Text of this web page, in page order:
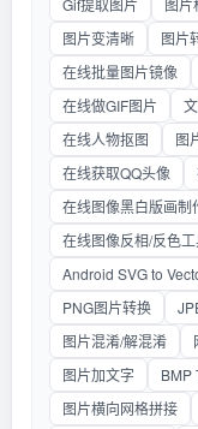
图片变清晰
图片
在线批量图片镜像
在线做GIF图片
在线人物抠图
图
在线获取QQ头像
在线图像黑白版画制
在线图像反相/反色
Android SVG to
PNG图片转换
图片混淆/解混淆
图片加文字
BMP
图片横向网格拼接